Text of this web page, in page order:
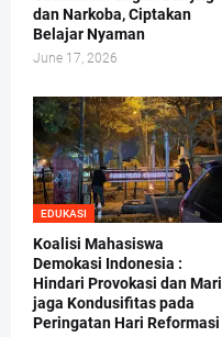
dan Narkoba, Ciptakan
Belajar Nyaman
June 17, 2026
EDUKASI
Koalisi Mahasiswa
Demokasi Indonesia :
Hindari Provokasi dan Mari
jaga Kondusifitas pada
Peringatan Hari Reformasi